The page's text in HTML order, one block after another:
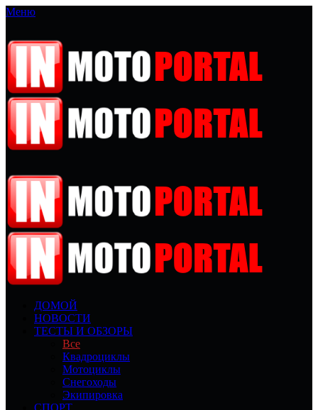
Меню
ДОМОЙ
НОВОСТИ
ТЕСТЫ И ОБЗОРЫ
Все
Квадроциклы
Мотоциклы
Снегоходы
Экипировка
СПОРТ